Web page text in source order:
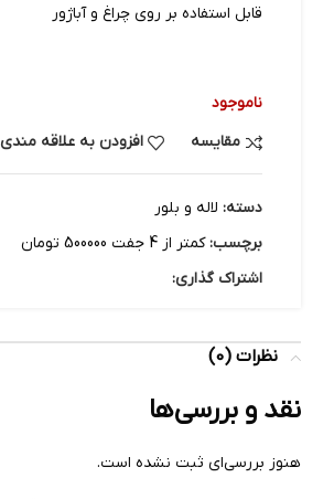
قابل استفاده بر روی چراغ و آباژور
ناموجود
مقایسه
افزودن به علاقه مندی
دسته: لاله و بلور
برچسب: کمتر از 4 جفت 500000 تومان
اشتراک گذاری:
نظرات (0)
نقد و بررسی‌ها
هنوز بررسی‌ای ثبت نشده است.